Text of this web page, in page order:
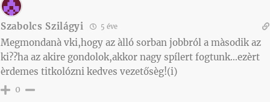
Szabolcs Szilágyi 5 éve
Megmondanà vki,hogy az àlló sorban jobbról a màsodik az
ki??ha az akire gondolok,akkor nagy spílert fogtunk…ezèrt
èrdemes titkolózni kedves vezetősèg!(i)
0